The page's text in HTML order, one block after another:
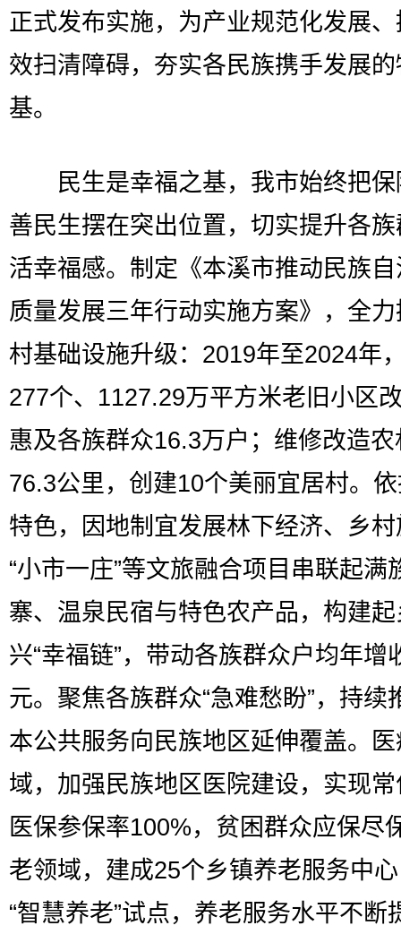
正式发布实施，为产业规范化发展
效扫清障碍，夯实各民族携手发展
基。
民生是幸福之基，我市始终把保
善民生摆在突出位置，切实提升各
活幸福感。制定《本溪市推动民族
质量发展三年行动实施方案》，全
村基础设施升级：2019年至2024年
277个、1127.29万平方米老旧小区
惠及各族群众16.3万户；维修改造
76.3公里，创建10个美丽宜居村。
特色，因地制宜发展林下经济、乡
“小市一庄”等文旅融合项目串联起满
寨、温泉民宿与特色农产品，构建
兴“幸福链”，带动各族群众户均年增
元。聚焦各族群众“急难愁盼”，持续
本公共服务向民族地区延伸覆盖。
域，加强民族地区医院建设，实现
医保参保率100%，贫困群众应保尽
老领域，建成25个乡镇养老服务中
“智慧养老”试点，养老服务水平不断